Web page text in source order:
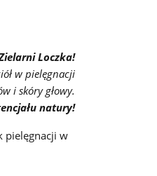
Loczka!
w pielęgnacji
i skóry głowy.
natury!
pielęgnacji w